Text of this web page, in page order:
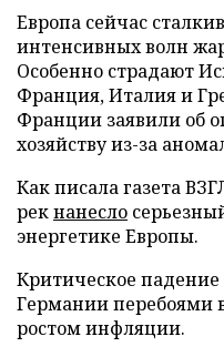
Европа сейчас
интенсивных волн
Особенно страдают
Франция, Италия и
Франции заявили об
хозяйству из-за
Как писала газета
рекнанесло
энергетике Европы.
Критическое
Германии перебоями
ростом инфляции.